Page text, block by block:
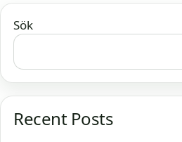
Sök
Recent Posts